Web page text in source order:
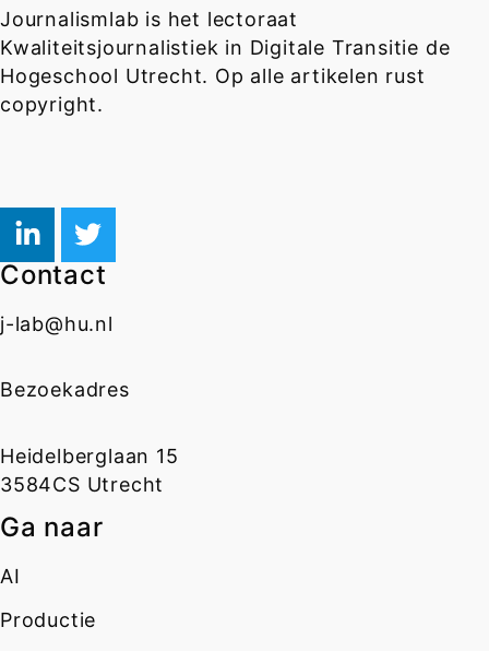
Journalismlab is het lectoraat
Kwaliteitsjournalistiek in Digitale Transitie de
Hogeschool Utrecht. Op alle artikelen rust
copyright.
Contact
j-lab@hu.nl
Bezoekadres
Heidelberglaan 15
3584CS Utrecht
Ga naar
AI
Productie